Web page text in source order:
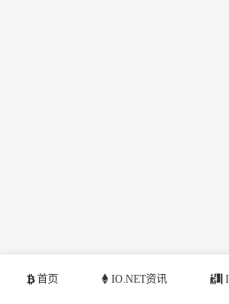
首页 IO.NET资讯